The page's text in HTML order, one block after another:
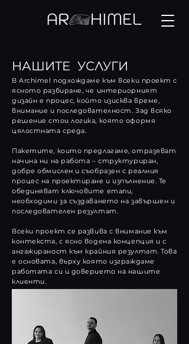
НАШИТЕ УСЛУГИ
В Archimel подхождаме към всеки проект с
ясното разбиране, че интериорният
дизайн е процес, който изисква време,
внимание и последователност. Зад всяко
решение стои логика, която оформя
цялостната среда.
Пакетите, които предлагаме, отразяват
начина ни на работа – структуриран,
добре обмислен и съобразен с реалния
процес на проектиране и изпълнение. Те
обединяват ключовите етапи,
необходими за създаването на завършен и
последователен резултат.
Всеки проект се развива с внимание към
контекста, с ясно водена концепция и с
ангажираност към крайния резултат. Това
е основата, върху която изграждаме
работата си и доверието на нашите
клиенти.